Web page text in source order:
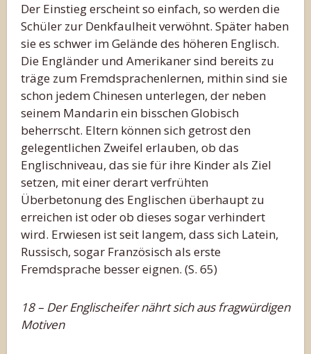
Der Einstieg erscheint so einfach, so werden die
Schüler zur Denkfaulheit verwöhnt. Später haben
sie es schwer im Gelände des höheren Englisch.
Die Engländer und Amerikaner sind bereits zu
träge zum Fremdsprachenlernen, mithin sind sie
schon jedem Chinesen unterlegen, der neben
seinem Mandarin ein bisschen Globisch
beherrscht. Eltern können sich getrost den
gelegentlichen Zweifel erlauben, ob das
Englischniveau, das sie für ihre Kinder als Ziel
setzen, mit einer derart verfrühten
Überbetonung des Englischen überhaupt zu
erreichen ist oder ob dieses sogar verhindert
wird. Erwiesen ist seit langem, dass sich Latein,
Russisch, sogar Französisch als erste
Fremdsprache besser eignen. (S. 65)
18 – Der Englischeifer nährt sich aus fragwürdigen
Motiven